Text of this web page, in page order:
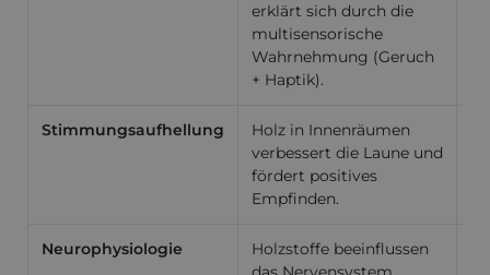
erklärt sich durch die
multisensorische
Wahrnehmung (Geruch
+ Haptik).
Stimmungsaufhellung
Holz in Innenräumen
verbessert die Laune und
fördert positives
Empfinden.
Neurophysiologie
Holzstoffe beeinflussen